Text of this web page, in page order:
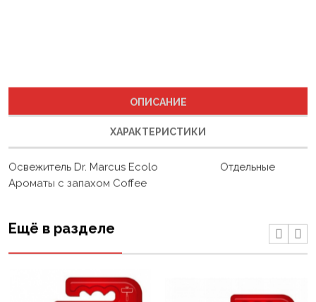
Освежитель Dr. Marcus Ecolo Отдельные
Ароматы с запахом Coffee